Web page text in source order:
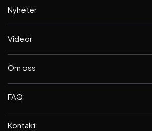
Nyheter
Videor
Om oss
FAQ
Kontakt